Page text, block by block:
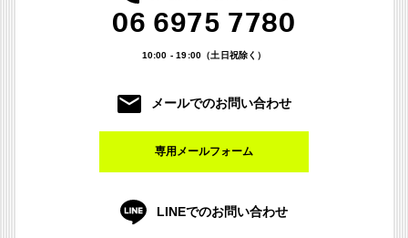
06 6975 7780
10:00 - 19:00（土日祝除く）
メールでのお問い合わせ
専用メールフォーム
LINEでのお問い合わせ